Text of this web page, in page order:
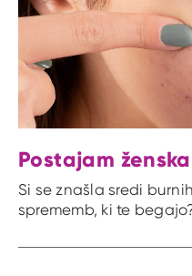
Postajam ženska
Si se znašla sredi
sprememb, ki te